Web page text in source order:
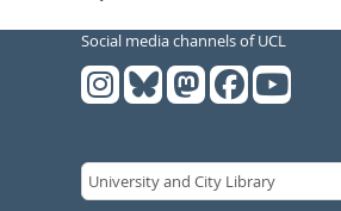
Social media channels of UCL